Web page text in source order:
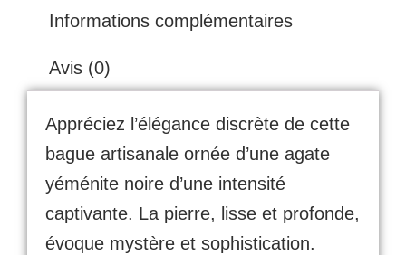
Informations complémentaires
Avis (0)
Appréciez l’élégance discrète de cette
bague artisanale ornée d’une agate
yéménite noire d’une intensité
captivante. La pierre, lisse et profonde,
évoque mystère et sophistication.